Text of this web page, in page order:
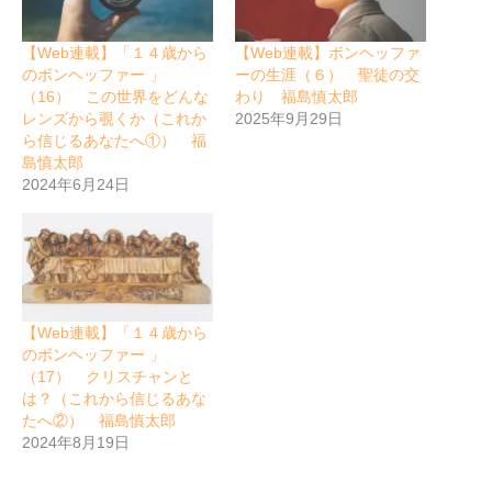
【Web連載】「１４歳から
のボンヘッファー 」
（16） この世界をどんな
レンズから覗くか（これか
ら信じるあなたへ①） 福
島慎太郎
2024年6月24日
【Web連載】ボンヘッファ
ーの生涯（６） 聖徒の交
わり 福島慎太郎
2025年9月29日
【Web連載】「１４歳から
のボンヘッファー 」
（17） クリスチャンと
は？（これから信じるあな
たへ②） 福島慎太郎
2024年8月19日